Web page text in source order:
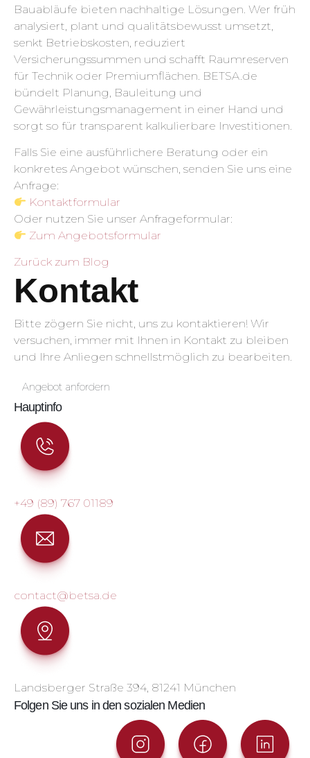
Bauabläufe bieten nachhaltige Lösungen. Wer früh
analysiert, plant und qualitätsbewusst umsetzt,
senkt Betriebskosten, reduziert
Versicherungssummen und schafft Raumreserven
für Technik oder Premiumflächen. BETSA.de
bündelt Planung, Bauleitung und
Gewährleistungsmanagement in einer Hand und
sorgt so für transparent kalkulierbare Investitionen.
Falls Sie eine ausführlichere Beratung oder ein
konkretes Angebot wünschen, senden Sie uns eine
Anfrage:
Kontaktformular
Oder nutzen Sie unser Anfrageformular:
Zum Angebotsformular
Zurück zum Blog
Kontakt
Bitte zögern Sie nicht, uns zu kontaktieren! Wir
versuchen, immer mit Ihnen in Kontakt zu bleiben
und Ihre Anliegen schnellstmöglich zu bearbeiten.
Angebot anfordern
Hauptinfo
+49 (89) 767 01189
contact@betsa.de
Landsberger Straße 394, 81241 München
Folgen Sie uns in den sozialen Medien